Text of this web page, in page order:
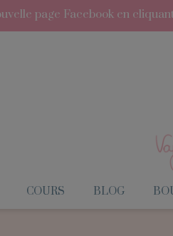
page Facebook en
COURS BLOG